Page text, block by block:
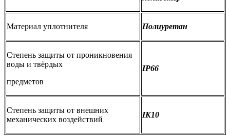
Материал уплотнителя Полиуретан
Степень защиты от проникновения
воды и твёрдых
предметов
IP66
Степень защиты от внешних
механических воздействий
IK10